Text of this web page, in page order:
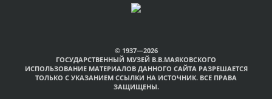
© 1937—2026
ГОСУДАРСТВЕННЫЙ МУЗЕЙ В.В.МАЯКОВСКОГО
ИСПОЛЬЗОВАНИЕ МАТЕРИАЛОВ ДАННОГО САЙТА РАЗРЕШАЕТСЯ
ТОЛЬКО С УКАЗАНИЕМ ССЫЛКИ НА ИСТОЧНИК. ВСЕ ПРАВА
ЗАЩИЩЕНЫ.